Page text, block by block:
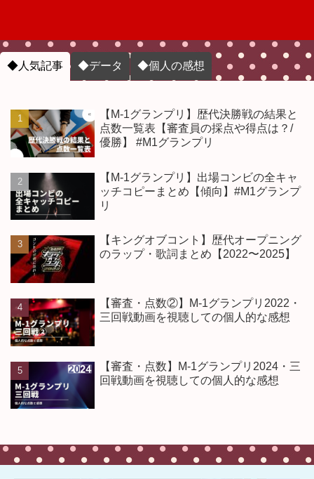
◆人気記事 ◆データ ◆個人の感想
【M-1グランプリ】歴代決勝戦の結果と
点数一覧表【審査員の採点や得点は？/
優勝】 #M1グランプリ
【M-1グランプリ】出場コンビの全キャ
ッチコピーまとめ【傾向】#M1グランプ
リ
【キングオブコント】歴代オープニング
のラップ・歌詞まとめ【2022〜2025】
【審査・点数②】M-1グランプリ2022・
三回戦動画を視聴しての個人的な感想
【審査・点数】M-1グランプリ2024・三
回戦動画を視聴しての個人的な感想